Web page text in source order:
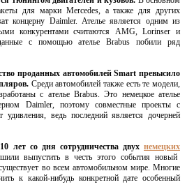
для марки Mercedes, а также для других
концерну Daimler. Ателье является одним из
конкурентами считаются AMG, Lorinser и
с помощью ателье Brabus побили ряд
проданных автомобилей Smart превысило
Среди автомобилей также есть те модели,
с ателье Brabus. Это немецкое ателье
Daimler, поэтому совместные проекты с
ведь последний является дочерней
лет со дня сотрудничества двух немецких
выпустить в честь этого события новый
во всем автомобильном мире. Многие
к какой-нибудь конкретной дате особенный